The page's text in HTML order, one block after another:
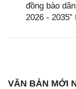
đồng bào
2026 -
VĂN BẢN MỚI